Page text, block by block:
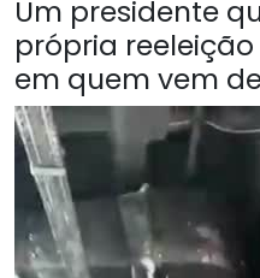
Um presidente
própria
em quem vem